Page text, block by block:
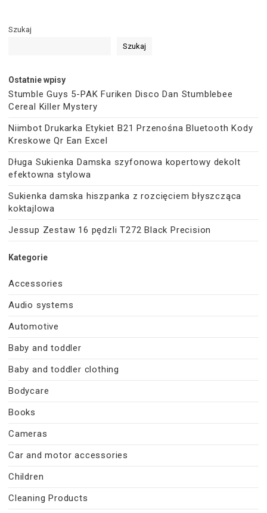
Szukaj
Szukaj
Ostatnie wpisy
Stumble Guys 5-PAK Furiken Disco Dan Stumblebee
Cereal Killer Mystery
Niimbot Drukarka Etykiet B21 Przenośna Bluetooth Kody
Kreskowe Qr Ean Excel
Długa Sukienka Damska szyfonowa kopertowy dekolt
efektowna stylowa
Sukienka damska hiszpanka z rozcięciem błyszcząca
koktajlowa
Jessup Zestaw 16 pędzli T272 Black Precision
Kategorie
Accessories
Audio systems
Automotive
Baby and toddler
Baby and toddler clothing
Bodycare
Books
Cameras
Car and motor accessories
Children
Cleaning Products